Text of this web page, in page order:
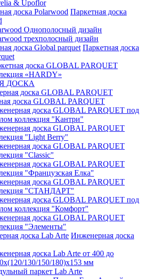
& Upoflor
Паркетная доска
Однополосный дизайн
трехполосный дизайн
Паркетная доска
доска GLOBAL PARQUET
«HARDY»
ДОСКА
доска GLOBAL PARQUET
доска GLOBAL PARQUET под
коллекция "Кантри"
доска GLOBAL PARQUET
"Light Berry"
доска GLOBAL PARQUET
"Classic"
доска GLOBAL PARQUET
"Французская Елка"
доска GLOBAL PARQUET
"СТАНДАРТ"
доска GLOBAL PARQUET под
коллекция "Комфорт"
доска GLOBAL PARQUET
"Элементы"
Инженерная доска
доска Lab Arte от 400 до
130/150/180)х153 мм
паркет Lab Arte